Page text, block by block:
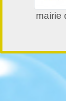
mairie